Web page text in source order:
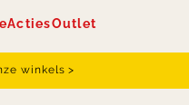
ActiesOutlet
winkels >